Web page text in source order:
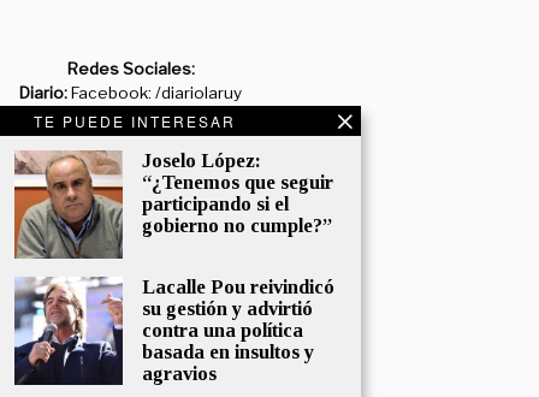
TE PUEDE INTERESAR
Joselo López:
“¿Tenemos que seguir
participando si el
gobierno no cumple?”
Lacalle Pou reivindicó
su gestión y advirtió
contra una política
basada en insultos y
agravios
Redes Sociales:
Diario:Facebook: /diariolaruy
- X: @diariolaruy - Instagram:
@diariolar_uy
Departamento Comercial:
comercial@grupormultimedio.com
Departamento de Avisos:
avisos@grupormultimedio.com
Administración:
administracion@grupormultimedio.com